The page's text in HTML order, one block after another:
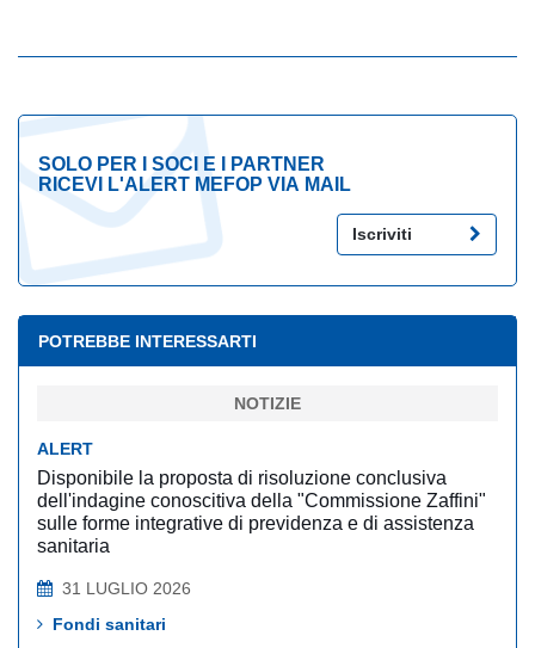
SOLO PER I SOCI E I PARTNER
RICEVI L'ALERT MEFOP VIA MAIL
Iscriviti
POTREBBE INTERESSARTI
NOTIZIE
ALERT
Disponibile la proposta di risoluzione conclusiva
dell'indagine conoscitiva della "Commissione Zaffini"
sulle forme integrative di previdenza e di assistenza
sanitaria
31 LUGLIO 2026
Fondi sanitari